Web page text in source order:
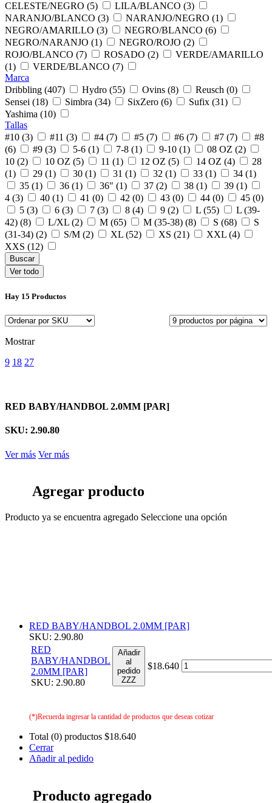
CELESTE/NEGRO (5)
LILA/BLANCO (3)
NARANJO/BLANCO (3)
NARANJO/NEGRO (1)
NEGRO/AMARILLO (3)
NEGRO/BLANCO (6)
NEGRO/NARANJO (1)
NEGRO/ROJO (2)
ROJO/BLANCO (7)
ROSADO (2)
VERDE/AMARILLO
(1)
VERDE/BLANCO (7)
Marca
Dribbling (407)
Hydro (55) Ovins (8)
Reusch (0)
Sensei (18)
Simbra (34) SixZero (6)
Sufix (31)
Yashima (10)
Tallas
#10 (3)
#11 (3) #4 (7) #5 (7) #6 (7) #7 (7)
#8
(6)
#9 (3) 5-6 (1) 7-8 (1) 9-10 (1)
08 OZ (2)
10 (2)
10 OZ (5) 11 (1) 12 OZ (5) 14 OZ (4)
28
(1)
29 (1) 30 (1) 31 (1) 32 (1) 33 (1)
34 (1)
35 (1)
36 (1) 36" (1) 37 (2) 38 (1)
39 (1)
4 (3)
40 (1) 41 (0) 42 (0) 43 (0) 44 (0)
45 (0)
5 (3)
6 (3) 7 (3) 8 (4) 9 (2) L (55)
L (39-
42) (8)
L/XL (2) M (65) M (35-38) (8) S (68)
S
(31-34) (2)
S/M (2) XL (52) XS (21)
XXL (4)
XXS (12)
Ver todo
Hay 15 Productos
Mostrar
9 18 27
RED BABY/HANDBOL 2.0MM [PAR]
SKU: 2.90.80
Ver más Ver más
Agregar producto
Producto ya se encuentra agregado Seleccione una opción
RED BABY/HANDBOL 2.0MM [PAR]
SKU: 2.90.80
RED
BABY/HANDBOL
2.0MM [PAR]
SKU: 2.90.80
Añadir
al
pedido
ZZZ
$18.640
(*)Recuerda ingresar la cantidad de productos que deseas cotizar
Total (0) productos $18.640
Cerrar
Añadir al pedido
Producto agregado